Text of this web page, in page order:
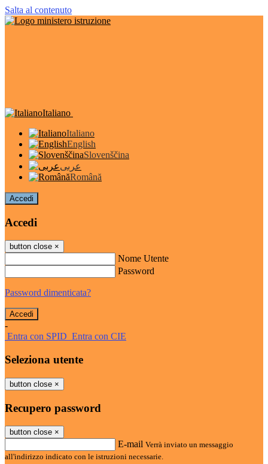
Salta al contenuto
Italiano
Italiano
English
Slovenščina
عربى
Română
Accedi
Accedi
button close ×
Nome Utente
Password
Password dimenticata?
-
Entra con SPID Entra con CIE
Seleziona utente
button close ×
Recupero password
button close ×
E-mail Verrà inviato un messaggio
all'indirizzo indicato con le istruzioni necessarie.